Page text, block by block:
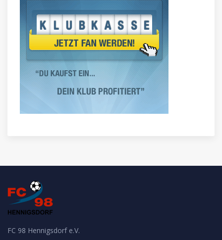
FC 98 Hennigsdorf e.V.